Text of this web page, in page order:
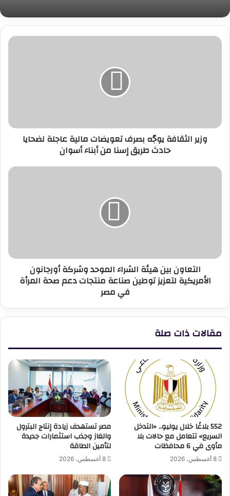
وزير
حادث
طريق
أبناء
وزير الثقافة يوجّه بصرف تعويضات مالية عاجلة لضحايا
حادث طريق إسنا من أبناء أسوان
التعاون
لتعزيز
صناعة
في
التعاون بين هيئة الشراء الموحد وشركة أورجانون
الأمريكية لتعزيز توطين صناعة منتجات دعم صحة المرأة
في مصر
مقالات ذات صلة
552 بلاغًا خلال يوليو.. «التدخل
السريع» تتعامل مع حالات بلا
مأوى في 6 محافظات
8 أغسطس، 2026
مصر تستهدف زيادة إنتاج البترول
والغاز وجذب استثمارات جديدة
لتأمين الطاقة
8 أغسطس، 2026